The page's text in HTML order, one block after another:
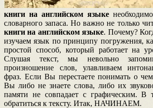
книги на английском языке
словарного запаса. Но важно не только
книги на английском языке. Почему?
изучаем язык по принципу погружения,
простой способ, который работает на
Слушая текст, мы невольно
произношение слов, улавливаем
фраз. Если Вы перестаете понимать о
Вы либо не знаете слова, либо их
памяти не совпадает с графическим. В
обратиться к тексту. Итак, НАЧИНАЕМ.